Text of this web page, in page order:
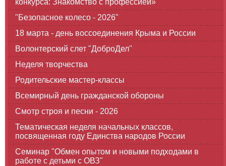
конкурса: Знакомство с профессией»
"Безопасное колесо - 2026"
18 марта - день воссоединения Крыма и России
Волонтерский слет "ДоброДел"
Неделя творчества
Родительские мастер-классы
Всемирный день гражданской обороны
Смотр строя и песни - 2026
Тематическая неделя начальных классов,
посвященная году Единства народов России
Семинар "Обмен опытом и новыми подходами в
работе с детьми с ОВЗ"